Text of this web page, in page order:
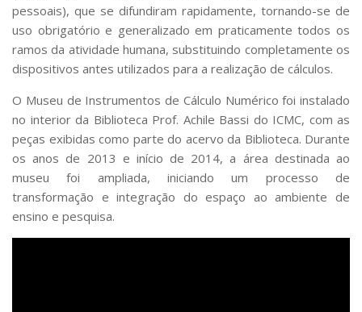
pessoais), que se difundiram rapidamente, tornando-se de
uso obrigatório e generalizado em praticamente todos os
ramos da atividade humana, substituindo completamente os
dispositivos antes utilizados para a realização de cálculos.
O Museu de Instrumentos de Cálculo Numérico foi instalado
no interior da Biblioteca Prof. Achile Bassi do ICMC, com as
peças exibidas como parte do acervo da Biblioteca. Durante
os anos de 2013 e início de 2014, a área destinada ao
museu foi ampliada, iniciando um processo de
transformação e integração do espaço ao ambiente de
ensino e pesquisa.